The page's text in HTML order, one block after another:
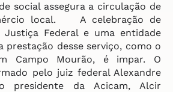
social assegura a circulação de
local. A celebração de
Federal e uma entidade
prestação desse serviço, como o
Campo Mourão, é impar. O
pelo juiz federal Alexandre
presidente da Acicam, Alcir